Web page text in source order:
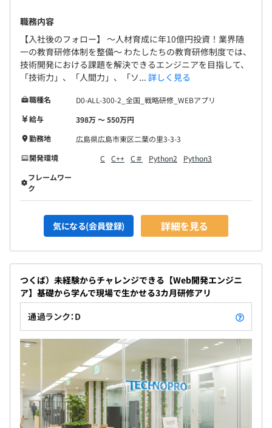
職務内容
【入社後のフォロー】 〜人材育成に年10億円投資！業界随
一の教育研修体制を整備〜 わたしたちの教育研修制度では、
技術開発における課題を解決できるエンジニアを目指して、
「技術力」、「人間力」、「ソ... 詳しく見る
職種名
D0-ALL-300-2_全国_戦略研修_WEBアプリ
給与
398万 〜 550万円
勤務地
広島県広島市東区二葉の里3-3-3
開発環境
C C++ C＃ Python2
Python3
フレームワー
ク
気になる(会員登録) 詳細を見る
つくば）未経験からチャレンジできる【Web開発エンジニ
ア】基礎から学んで現場で生かせる3カ月研修アリ
通過ランク：D